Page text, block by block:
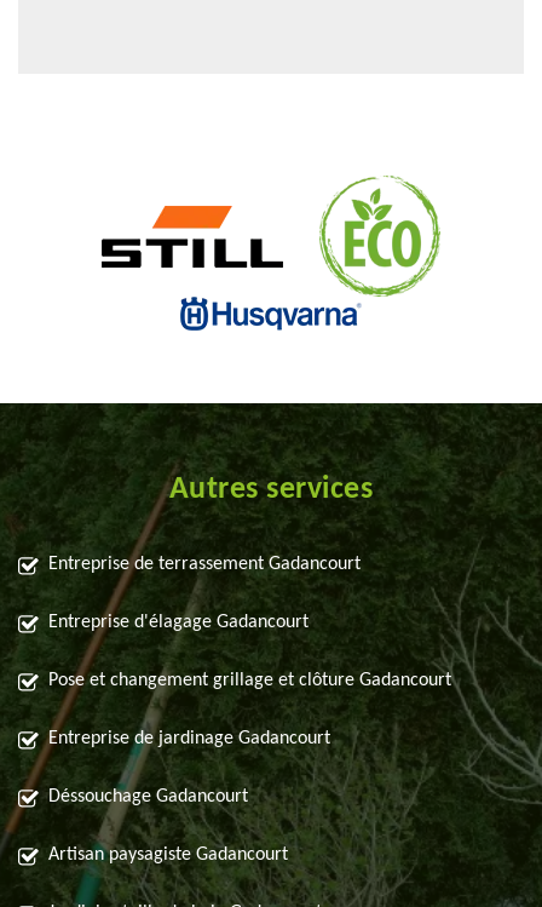
Autres services
Entreprise de terrassement Gadancourt
Entreprise d'élagage Gadancourt
Pose et changement grillage et clôture Gadancourt
Entreprise de jardinage Gadancourt
Déssouchage Gadancourt
Artisan paysagiste Gadancourt